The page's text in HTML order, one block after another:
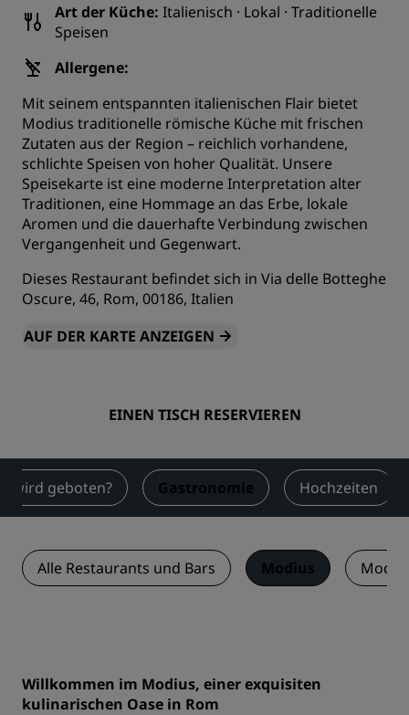
Art der Küche: Italienisch · Lokal · Traditionelle
Speisen
Allergene:
Mit seinem entspannten italienischen Flair bietet
Modius traditionelle römische Küche mit frischen
Zutaten aus der Region – reichlich vorhandene,
schlichte Speisen von hoher Qualität. Unsere
Speisekarte ist eine moderne Interpretation alter
Traditionen, eine Hommage an das Erbe, lokale
Aromen und die dauerhafte Verbindung zwischen
Vergangenheit und Gegenwart.
Dieses Restaurant befindet sich in Via delle Botteghe
Oscure, 46, Rom, 00186, Italien
AUF DER KARTE ANZEIGEN
EINEN TISCH RESERVIEREN
wird geboten? Gastronomie Hochzeiten
Alle Restaurants und Bars Modius
Willkommen im Modius, einer exquisiten
kulinarischen Oase in Rom